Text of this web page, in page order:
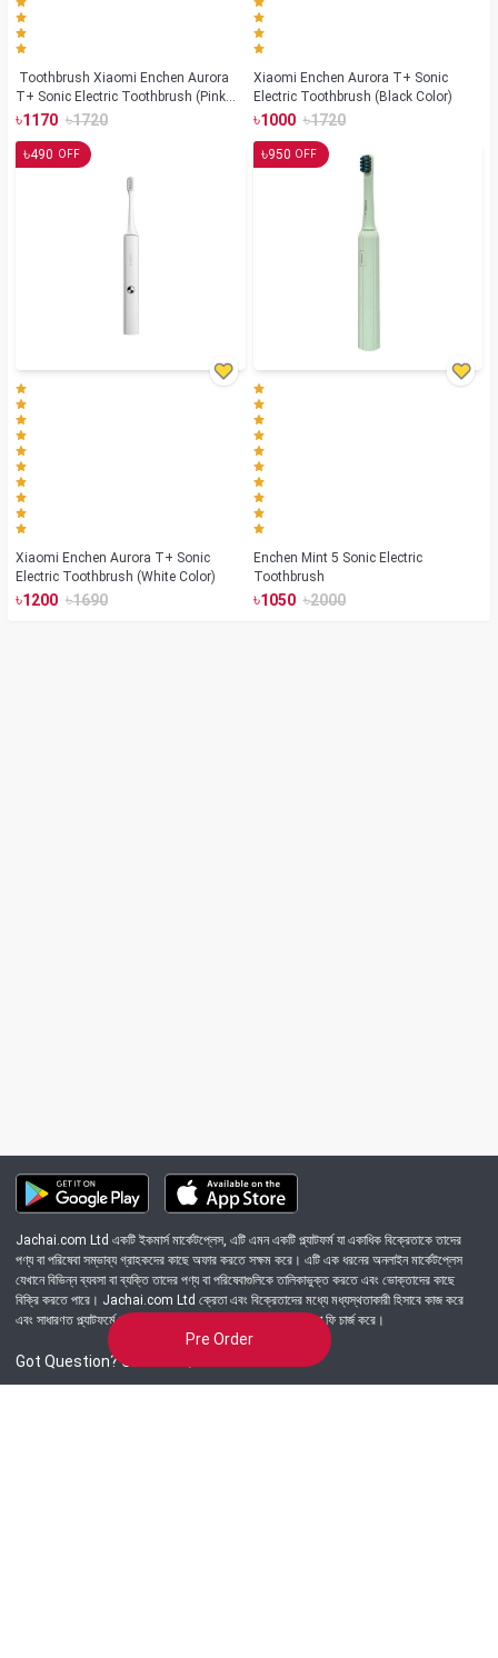
Pre Order
Toothbrush Xiaomi Enchen Aurora
T+ Sonic Electric Toothbrush (Pink
Color)
৳1170 ৳1720
Xiaomi Enchen Aurora T+ Sonic
Electric Toothbrush (Black Color)
৳1000 ৳1720
৳490 OFF
Xiaomi Enchen Aurora T+ Sonic
Electric Toothbrush (White Color)
৳1200 ৳1690
৳950 OFF
Enchen Mint 5 Sonic Electric
Toothbrush
৳1050 ৳2000
Jachai.com Ltd একটি ইকমার্স মার্কেটপ্লেস, এটি এমন একটি প্ল্যাটফর্ম যা একাধিক বিক্রেতাকে তাদের
পণ্য বা পরিষেবা সম্ভাব্য গ্রাহকদের কাছে অফার করতে সক্ষম করে। এটি এক ধরনের অনলাইন মার্কেটপ্লেস
যেখানে বিভিন্ন ব্যবসা বা ব্যক্তি তাদের পণ্য বা পরিষেবাগুলিকে তালিকাভুক্ত করতে এবং ভোক্তাদের কাছে
বিক্রি করতে পারে। Jachai.com Ltd ক্রেতা এবং বিক্রেতাদের মধ্যে মধ্যস্থতাকারী হিসাবে কাজ করে
এবং সাধারণত প্ল্যাটফর্মে সংঘটিত প্রতিটি লেনদেনের জন্য একটি কমিশন বা ফি চার্জ করে।
Got Question? Call us 24/7